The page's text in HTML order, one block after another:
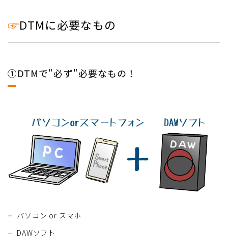
☞DTMに必要なもの
①DTMで"必ず"必要なもの！
パソコン or スマホ
DAWソフト